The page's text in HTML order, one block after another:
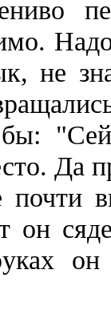
не
бы:
Да
он
он